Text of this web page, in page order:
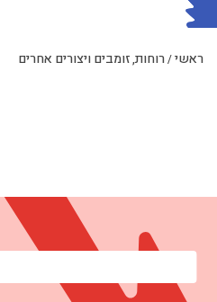
ראשי/רוחות, זומבים ויצורים אחרים